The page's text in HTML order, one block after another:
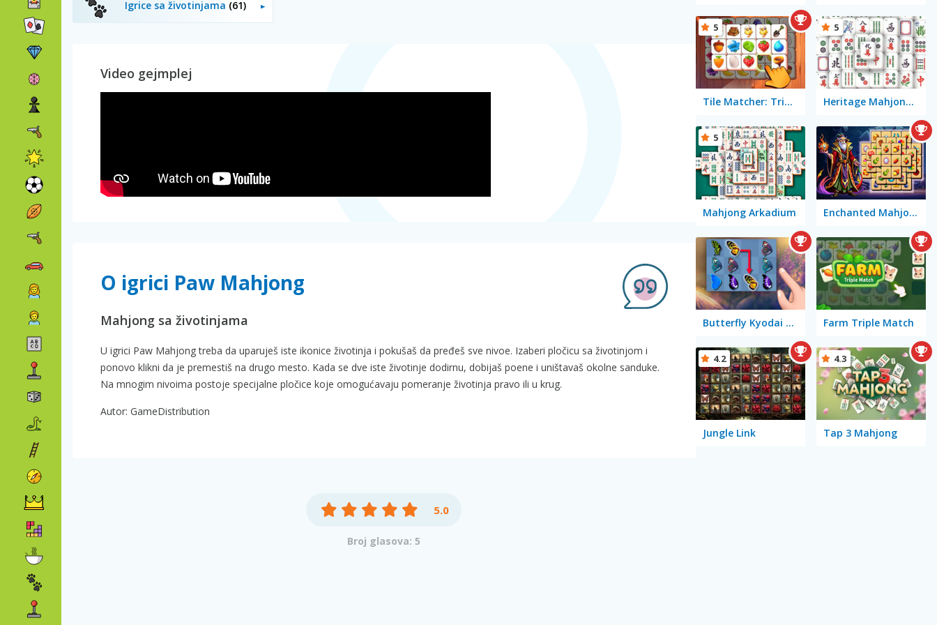
Igrice sa životinjama (61)
Video gejmplej
O igrici Paw Mahjong
Mahjong sa životinjama
U igrici Paw Mahjong treba da uparuješ iste ikonice životinja i pokušaš da pređeš sve nivoe. Izaberi pločicu sa životinjom i
ponovo klikni da je premestiš na drugo mesto. Kada se dve iste životinje dodirnu, dobijaš poene i uništavaš okolne sanduke.
Na mnogim nivoima postoje specijalne pločice koje omogućavaju pomeranje životinja pravo ili u krug.
Autor: GameDistribution
5.0
Broj glasova: 5
Tile Matcher: Triple Fun
5
Heritage Mahjong Classic
5
Mahjong Arkadium
5
Enchanted Mahjong Saga
Butterfly Kyodai Deluxe 2 Farm Triple Match
Jungle Link
4.2
Tap 3 Mahjong
4.3